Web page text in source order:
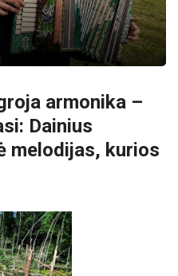
armonika –
Dainius
melodijas, kurios